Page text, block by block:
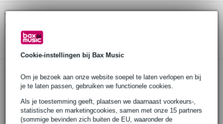
Cookie-instellingen bij Bax Music
Om je bezoek aan onze website soepel te laten verlopen en bij
je te laten passen, gebruiken we functionele cookies.
Als je toestemming geeft, plaatsen we daarnaast voorkeurs-,
statistische en marketingcookies, samen met onze 15 partners
(sommige bevinden zich buiten de EU, waaronder de
Twijfel je of de
studiomonitor (per stuk)
Productinformatie
Yamaha HS5 LImited Edition Grey
Actieve monitor
vermogen: 70 Watt (45 LF / 25 HF)